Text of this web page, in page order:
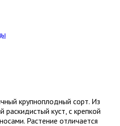
крупноплодный сорт. Из
куст, с крепкой
Растение отличается